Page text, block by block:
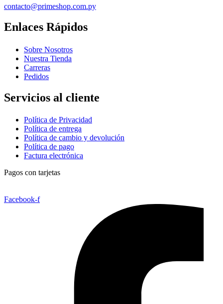
contacto@primeshop.com.py
Enlaces Rápidos
Sobre Nosotros
Nuestra Tienda
Carreras
Pedidos
Servicios al cliente
Política de Privacidad
Política de entrega
Política de cambio y devolución
Política de pago
Factura electrónica
Pagos con tarjetas
Facebook-f